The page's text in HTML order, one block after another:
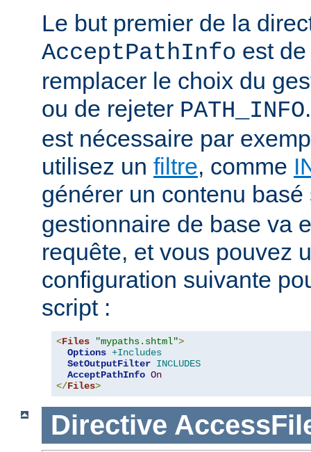
Le but premier de la
AcceptPathInfo est
remplacer le choix du
ou de rejeter PATH_INFO
est nécessaire par
utilisez un filtre, comme
générer un contenu
gestionnaire de base va
requête, et vous pouvez
configuration suivante
script :
<Files "mypaths.shtml">
Options +Includes
SetOutputFilter INCLUDES
AcceptPathInfo On
</Files>
Directive